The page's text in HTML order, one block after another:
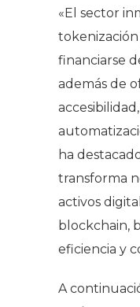
«El sector
financiarse
además de
ha
transforma
activos
blockchain,
eficiencia y
A